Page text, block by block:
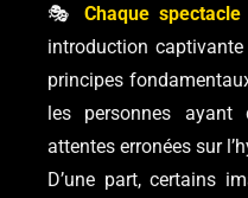
🎭 Chaque spectacle
introduction
principes
les personnes ayant
attentes erronées sur
D’une part, certains